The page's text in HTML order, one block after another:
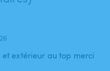
extérieur au top merci